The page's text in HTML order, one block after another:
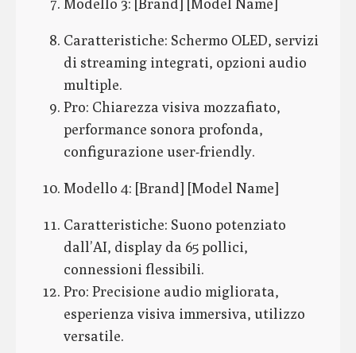
Caratteristiche: Schermo OLED, servizi
di streaming integrati, opzioni audio
multiple.
Pro: Chiarezza visiva mozzafiato,
performance sonora profonda,
configurazione user-friendly.
Modello 4: [Brand] [Model Name]
Caratteristiche: Suono potenziato
dall’AI, display da 65 pollici,
connessioni flessibili.
Pro: Precisione audio migliorata,
esperienza visiva immersiva, utilizzo
versatile.